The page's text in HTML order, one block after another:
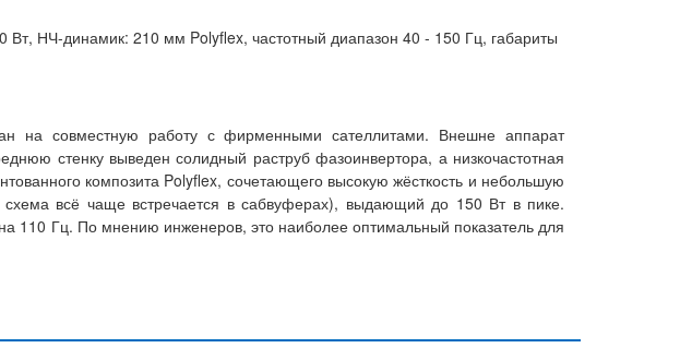
НЧ-динамик: 210 мм Polyflex, частотный диапазон 40 - 150 Гц, габариты
на совместную работу с фирменными сателлитами. Внешне аппарат
стенку выведен солидный раструб фазоинвертора, а низкочастотная
композита Polyflex, сочетающего высокую жёсткость и небольшую
схема всё чаще встречается в сабвуферах), выдающий до 150 Вт в пике.
110 Гц. По мнению инженеров, это наиболее оптимальный показатель для